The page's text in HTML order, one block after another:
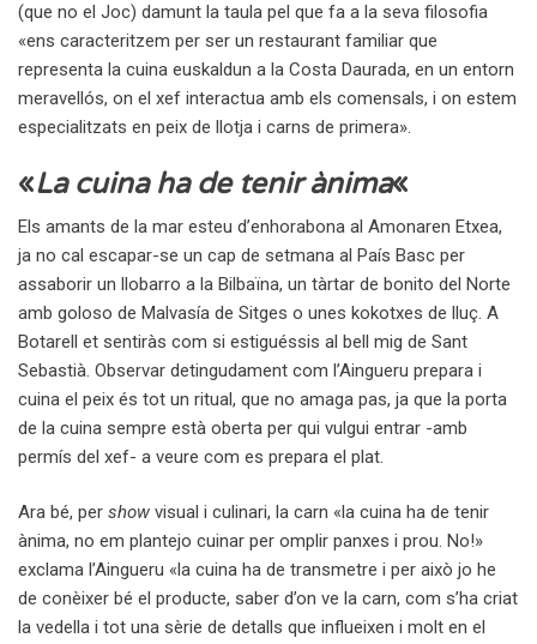
(que no el Joc) damunt la taula pel que fa a la seva filosofia
«ens caracteritzem per ser un restaurant familiar que
representa la cuina euskaldun a la Costa Daurada, en un entorn
meravellós, on el xef interactua amb els comensals, i on estem
especialitzats en peix de llotja i carns de primera».
«La cuina ha de tenir ànima«
Els amants de la mar esteu d’enhorabona al Amonaren Etxea,
ja no cal escapar-se un cap de setmana al País Basc per
assaborir un llobarro a la Bilbaïna, un tàrtar de bonito del Norte
amb goloso de Malvasía de Sitges o unes kokotxes de lluç. A
Botarell et sentiràs com si estiguéssis al bell mig de Sant
Sebastià. Observar detingudament com l’Aingueru prepara i
cuina el peix és tot un ritual, que no amaga pas, ja que la porta
de la cuina sempre està oberta per qui vulgui entrar -amb
permís del xef- a veure com es prepara el plat.
Ara bé, per show visual i culinari, la carn «la cuina ha de tenir
ànima, no em plantejo cuinar per omplir panxes i prou. No!»
exclama l’Aingueru «la cuina ha de transmetre i per això jo he
de conèixer bé el producte, saber d’on ve la carn, com s’ha criat
la vedella i tot una sèrie de detalls que influeixen i molt en el